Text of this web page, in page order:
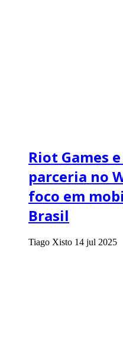
Riot Games
parceria no
foco em
Brasil
Tiago Xisto 14 jul 2025